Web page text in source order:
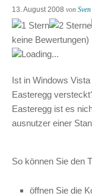
13. August 2008 von
keine Bewertungen)
Loading...
Ist in Windows
Easteregg
Easteregg ist es
ausnutzer einer
So können Sie den
öffnen Sie die